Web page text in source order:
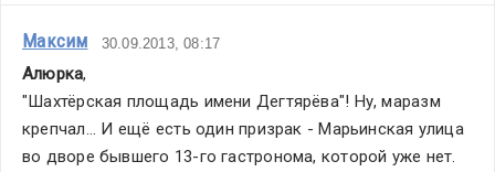
Максим 30.09.2013, 08:17
Алюрка,
"Шахтёрская площадь имени Дегтярёва"! Ну, маразм
крепчал... И ещё есть один призрак - Марьинская улица
во дворе бывшего 13-го гастронома, которой уже нет.